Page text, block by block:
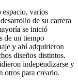
espacio, varios
de su carrera
se inició
de un tiempo
y ahí adquirieron
diseños distintos.
independizarse y
otros para crearlo.